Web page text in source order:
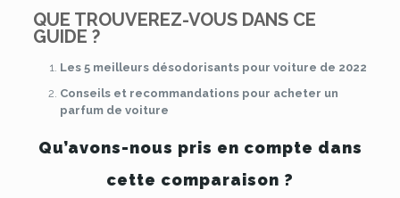
QUE TROUVEREZ-VOUS DANS CE
GUIDE ?
Les 5 meilleurs désodorisants pour voiture de 2022
Conseils et recommandations pour acheter un
parfum de voiture
Qu’avons-nous pris en compte dans
cette comparaison ?